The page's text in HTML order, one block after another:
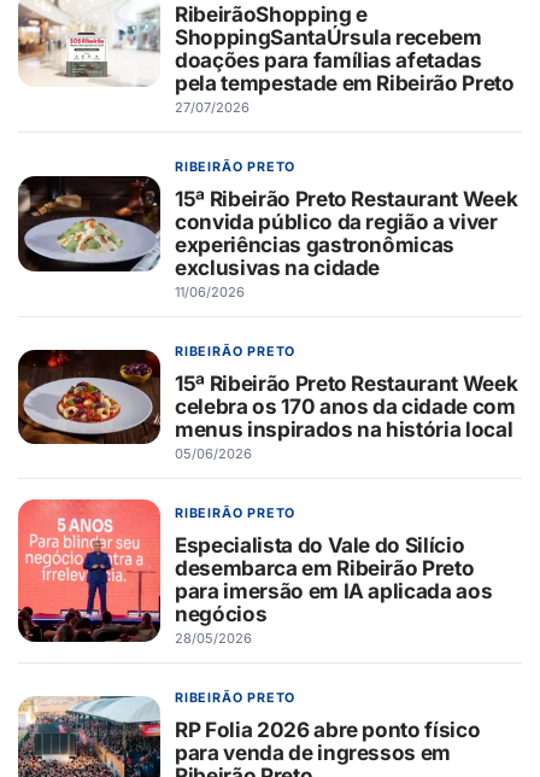
RibeirãoShopping e
ShoppingSantaÚrsula recebem
doações para famílias afetadas
pela tempestade em Ribeirão Preto
27/07/2026
RIBEIRÃO PRETO
15ª Ribeirão Preto Restaurant Week
convida público da região a viver
experiências gastronômicas
exclusivas na cidade
11/06/2026
RIBEIRÃO PRETO
15ª Ribeirão Preto Restaurant Week
celebra os 170 anos da cidade com
menus inspirados na história local
05/06/2026
RIBEIRÃO PRETO
Especialista do Vale do Silício
desembarca em Ribeirão Preto
para imersão em IA aplicada aos
negócios
28/05/2026
RIBEIRÃO PRETO
RP Folia 2026 abre ponto físico
para venda de ingressos em